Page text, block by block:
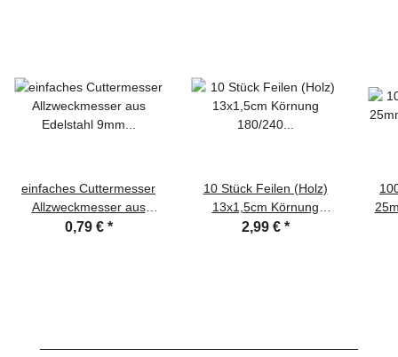
einfaches Cuttermesser
Allzweckmesser aus
Edelstahl 9mm
0,79 € *
10 Stück Feilen (Holz)
13x1,5cm Körnung
180/240 ideal zum
2,99 € *